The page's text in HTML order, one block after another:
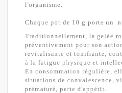
l'organisme.
Chaque pot de 10 g porte un
Traditionnellement, la gelée
préventivement pour son
revitalisante et tonifiante,
à la fatigue physique et
En consommation régulière,
situations de convalescence,
prématuré, perte d'appétit.